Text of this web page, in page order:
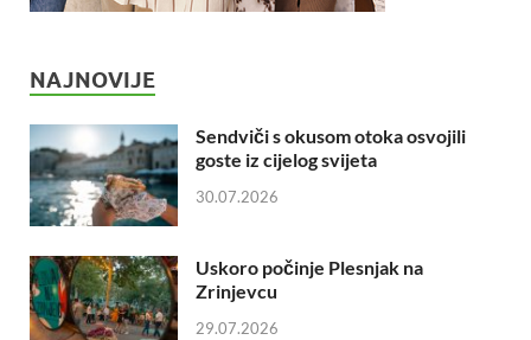
NAJNOVIJE
Sendviči s okusom otoka osvojili
goste iz cijelog svijeta
30.07.2026
Uskoro počinje Plesnjak na
Zrinjevcu
29.07.2026